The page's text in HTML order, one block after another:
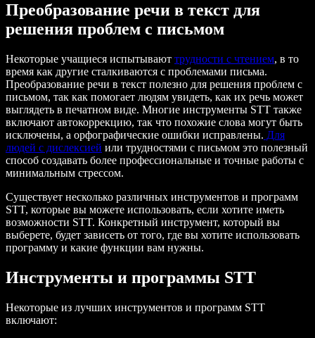
Преобразование речи в текст для
решения проблем с письмом
Некоторые учащиеся испытывают трудности с чтением, в то
время как другие сталкиваются с проблемами письма.
Преобразование речи в текст полезно для решения проблем с
письмом, так как помогает людям увидеть, как их речь может
выглядеть в печатном виде. Многие инструменты STT также
включают автокоррекцию, так что похожие слова могут быть
исключены, а орфографические ошибки исправлены. Для
людей с дислексией или трудностями с письмом это полезный
способ создавать более профессиональные и точные работы с
минимальным стрессом.
Существует несколько различных инструментов и программ
STT, которые вы можете использовать, если хотите иметь
возможности STT. Конкретный инструмент, который вы
выберете, будет зависеть от того, где вы хотите использовать
программу и какие функции вам нужны.
Инструменты и программы STT
Некоторые из лучших инструментов и программ STT
включают: